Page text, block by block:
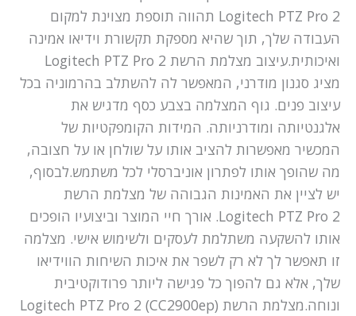
Logitech PTZ Pro 2 תהווה תוספת מצוינת למקום
העבודה שלך, תוך שהיא מספקת תקשורת וידיאו אמינה
ואיכותית.עיצוב מצלמת הרשת Logitech PTZ Pro 2
מציג סגנון מודרני, המאפשר לה להשתלב בהרמוניה בכל
עיצוב פנים. גוף המצלמה בצבע כסף מדגיש את
אלגנטיותה ומודרניותה. המידות הקומפקטיות של
המכשיר מאפשרות להציב אותו על שולחן או על חצובה,
מה שהופך אותו לפתרון אוניברסלי לכל משתמש.לבסוף,
יש לציין את האמינות הגבוהה של מצלמת הרשת
Logitech PTZ Pro 2. אורך חיי המוצר וביצועיו הופכים
אותו להשקעה משתלמת לעסקים ולשימוש אישי. מצלמה
זו תאפשר לך לא רק לשפר את איכות השיחות הווידיאו
שלך, אלא גם להפוך כל פגישה ליותר פרודוקטיבית
ונוחה.מצלמת הרשת Logitech PTZ Pro 2 (CC2900ep)